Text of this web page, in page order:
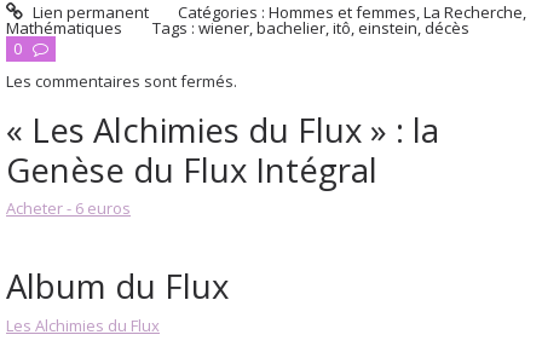
Lien permanent Catégories :Hommes et femmes,La Recherche,
Mathématiques Tags : wiener,bachelier,itô,einstein, décès
0
Les commentaires sont fermés.
« Les Alchimies du Flux » : la
Genèse du Flux Intégral
Acheter - 6 euros
Album du Flux
Les Alchimies du Flux